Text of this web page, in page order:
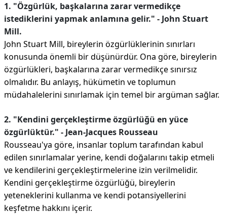
1. "Özgürlük, başkalarına zarar vermedikçe
istediklerini yapmak anlamına gelir." - John Stuart
Mill.
John Stuart Mill, bireylerin özgürlüklerinin sınırları
konusunda önemli bir düşünürdür. Ona göre, bireylerin
özgürlükleri, başkalarına zarar vermedikçe sınırsız
olmalıdır. Bu anlayış, hükümetin ve toplumun
müdahalelerini sınırlamak için temel bir argüman sağlar.
2. "Kendini gerçekleştirme özgürlüğü en yüce
özgürlüktür." - Jean-Jacques Rousseau
Rousseau'ya göre, insanlar toplum tarafından kabul
edilen sınırlamalar yerine, kendi doğalarını takip etmeli
ve kendilerini gerçekleştirmelerine izin verilmelidir.
Kendini gerçekleştirme özgürlüğü, bireylerin
yeteneklerini kullanma ve kendi potansiyellerini
keşfetme hakkını içerir.